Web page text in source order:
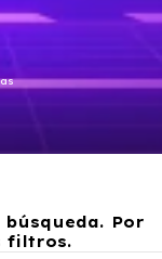
Por
filtros.